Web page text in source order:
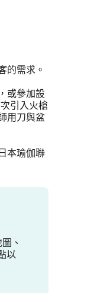
的需求。
或參加設
引入火槍
用刀與盆
本瑜伽聯
、
以